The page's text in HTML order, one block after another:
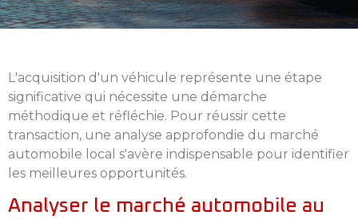
L'acquisition d'un véhicule représente une étape
significative qui nécessite une démarche
méthodique et réfléchie. Pour réussir cette
transaction, une analyse approfondie du marché
automobile local s'avère indispensable pour identifier
les meilleures opportunités.
Analyser le marché automobile au